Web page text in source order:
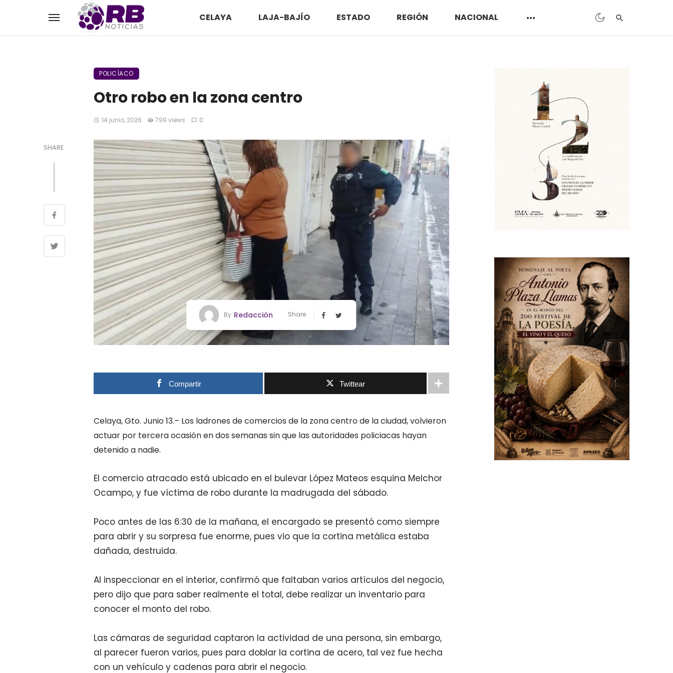
CELAYA LAJA-BAJÍO ESTADO REGIÓN NACIONAL
POLICÍACO
Otro robo en la zona centro
14 junio, 2026 799 views 0
SHARE
By Redacción Share
Compartir Twittear
Celaya, Gto. Junio 13.– Los ladrones de comercios de la zona centro de la ciudad, volvieron
actuar por tercera ocasión en dos semanas sin que las autoridades policiacas hayan
detenido a nadie.
El comercio atracado está ubicado en el bulevar López Mateos esquina Melchor
Ocampo, y fue víctima de robo durante la madrugada del sábado.
Poco antes de las 6:30 de la mañana, el encargado se presentó como siempre
para abrir y su sorpresa fue enorme, pues vio que la cortina metálica estaba
dañada, destruida.
Al inspeccionar en el interior, confirmó que faltaban varios artículos del negocio,
pero dijo que para saber realmente el total, debe realizar un inventario para
conocer el monto del robo.
Las cámaras de seguridad captaron la actividad de una persona, sin embargo,
al parecer fueron varios, pues para doblar la cortina de acero, tal vez fue hecha
con un vehículo y cadenas para abrir el negocio.